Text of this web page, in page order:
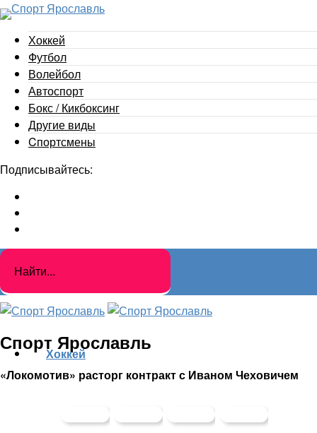
Хоккей
Футбол
Волейбол
Автоспорт
Бокс / Кикбоксинг
Другие виды
Cпортсмены
Подписывайтесь:
Спорт Ярославль
«Локомотив» расторг контракт с Иваном Чеховичем
Хоккей